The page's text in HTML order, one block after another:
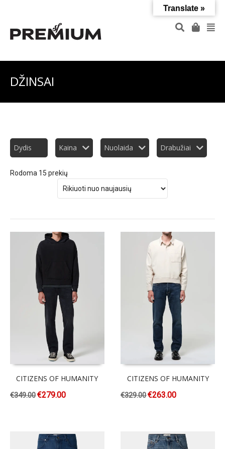
DŽINSAI
Dydis Kaina Nuolaida Drabužiai
Rodoma 15 prekių
CITIZENS OF HUMANITY
€349.00€279.00
CITIZENS OF HUMANITY
€329.00€263.00
Translate »